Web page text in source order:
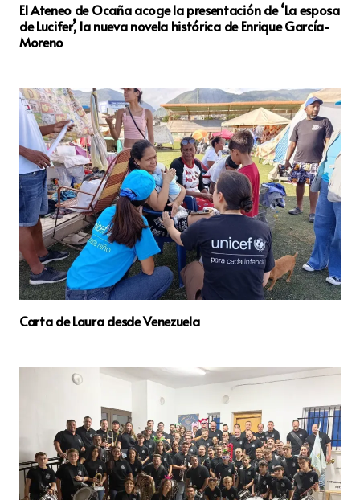
El Ateneo de Ocaña acoge la presentación de ‘La esposa
de Lucifer’, la nueva novela histórica de Enrique García-
Moreno
Carta de Laura desde Venezuela